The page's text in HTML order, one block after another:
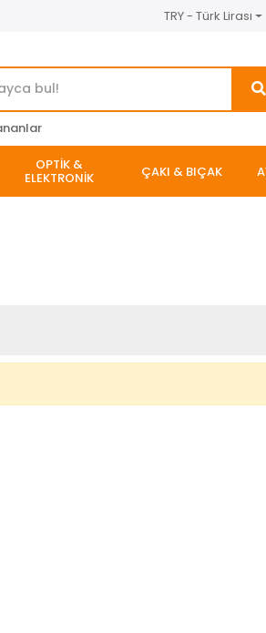
TRY - Türk Lirası
OPTİK &
ELEKTRONİK ÇAKI & BIÇAK